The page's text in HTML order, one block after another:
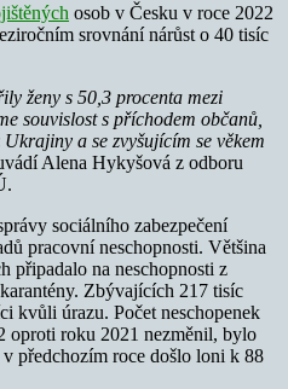
osob v Česku v roce 2022
srovnání nárůst o 40 tisíc
ženy s 50,3 procenta mezi
souvislost s příchodem občanů,
a se zvyšujícím se věkem
Alena Hykyšová z odboru
sociálního zabezpečení
pracovní neschopnosti. Většina
připadalo na neschopnosti z
Zbývajících 217 tisíc
kvůli úrazu. Počet neschopenek
oproti roku 2021 nezměnil, bylo
předchozím roce došlo loni k 88